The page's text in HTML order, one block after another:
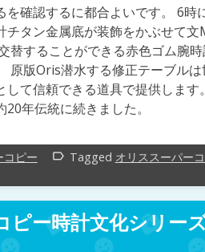
を確認するに都合よいです。 6
チタン金属底が装飾をかぶせて
替することができる赤色ゴム腕
原版Oris潜水する修正テーブル
して信頼できる道具で提供しま
年伝統に続きました。
コピー label_outline Tagged オリススーパー
ピー時計文化シリー